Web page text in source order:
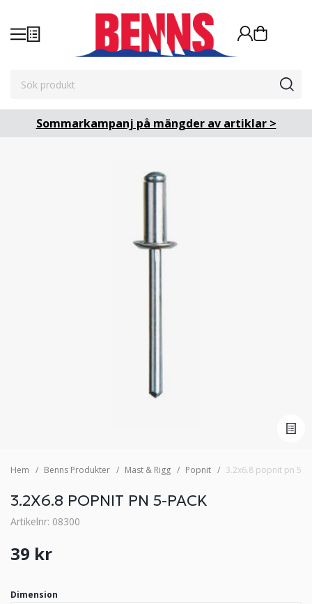
Sommarkampanj på mängder av artiklar >
Hem Benns Produkter Mast & Rigg Popnit 3.2x6.8 popnit pn 5-
3.2X6.8 POPNIT PN 5-PACK
Artikelnr: 08300
39 kr
Dimension